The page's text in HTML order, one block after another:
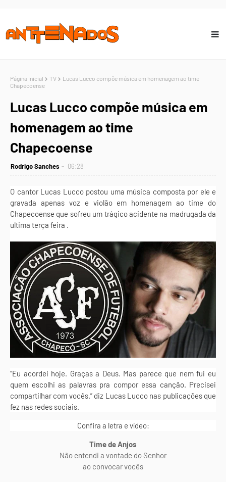
Página inicial TV
Lucas Lucco compõe música em homenagem ao time
Chapecoense
Lucas Lucco compõe música em
homenagem ao time
Chapecoense
Rodrigo Sanches 06:28
O cantor Lucas Lucco postou uma música composta por ele e
gravada apenas voz e violão em homenagem ao time do
Chapecoense que sofreu um trágico acidente na madrugada da
ultima terça feira .
“Eu acordei hoje. Graças a Deus. Mas parece que nem fui eu
quem escolhi as palavras pra compor essa canção. Precisei
compartilhar com vocês.” diz Lucas Lucco nas publicações que
fez nas redes sociais.
Confira a letra e vídeo:
Time de Anjos
Não entendi a vontade do Senhor
ao convocar vocês